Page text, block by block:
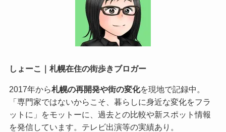
しょーこ｜札幌在住の街歩きブロガー
2017年から札幌の再開発や街の変化を現地で記録中。
「専門家ではないからこそ、暮らしに身近な変化をフラ
ットに」をモットーに、過去との比較や新スポット情報
を発信しています。テレビ出演等の実績あり。